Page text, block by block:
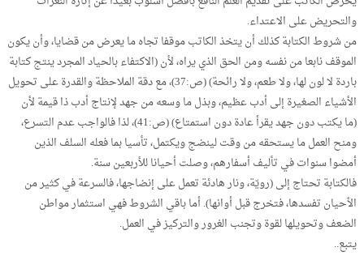
والتحريض على الاعتداء.
من شروط الكتابة كذلك أن يتخذ الكاتب موقفا تجاه ما يعرض من قضايا، وأن يكون
الموقف نابعا من نفسه ومن الحق الذي يراه، لأن (الاكتفاء بالحياد المجرد ينتج كتابة
باردة لا لون لها، ولا طعم، ولا رائحة) (ص:37)، مع دقة الملاحظة والقدرة على تحويل
الأشياء الصغيرة إلى أدب عظيم، وبذل ما وسعه من جهد لإنتاج أدب ذا قيمة لأن
(ما يكتب دون جهد يقرأ عادة دون استمتاع) (ص:41)، لذا فالواجب عدم التسرع،
ومنح العمل ما يستحقه من وقت لينضج ويكتمل، تأسيا بما فعله السلف الذين
أمضوا سنوات في تأليف أسفارهم، وصلت أحيانا للأربعين سنة.
فالكتابة تحتاج إلى (رويّة، ونار هادئة تعمل على إنضاجها، فالسرعة في كثير من
الأحيان تفسدها، فتخرج قبل أوانها). أما باقي الشروط فهي استثمار مواطن
الضعف وتحويلها لقوة وتجنب الغرور والتركيز في العمل.
يتبع..